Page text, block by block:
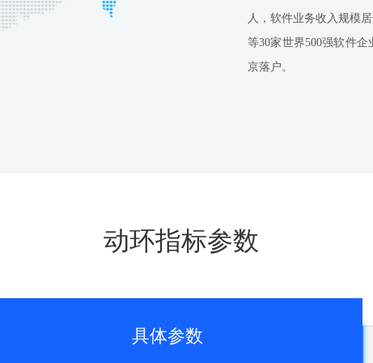
人，软件业务收入规模
等30家世界500强软件
京落户。
动环指标参数
具体参数